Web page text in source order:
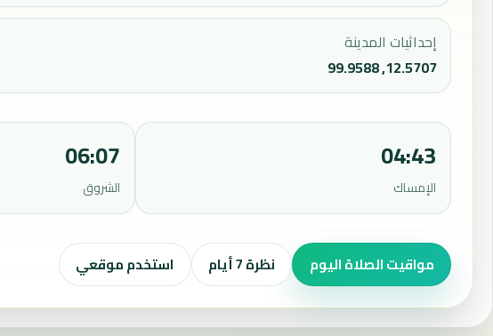
إحداثيات المدينة
12.5707, 99.9588
04:43
الإمساك
06:07
الشروق
مواقيت الصلاة اليوم نظرة 7 أيام استخدم موقعي